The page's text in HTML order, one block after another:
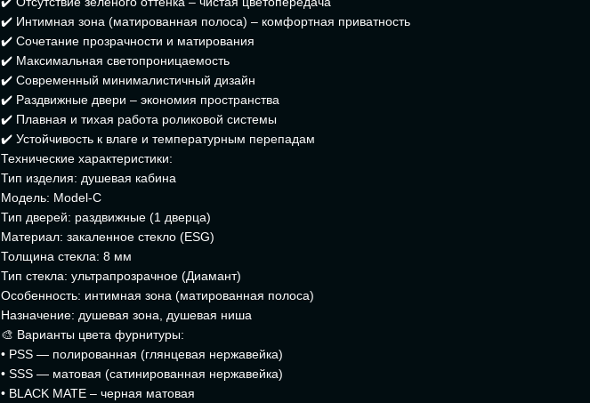
✔️ Интимная зона (матированная полоса) – комфортная приватность
✔️ Сочетание прозрачности и матирования
✔️ Максимальная светопроницаемость
✔️ Современный минималистичный дизайн
✔️ Раздвижные двери – экономия пространства
✔️ Плавная и тихая работа роликовой системы
✔️ Устойчивость к влаге и температурным перепадам
Технические характеристики:
Тип изделия: душевая кабина
Модель: Model-C
Тип дверей: раздвижные (1 дверца)
Материал: закаленное стекло (ESG)
Толщина стекла: 8 мм
Тип стекла: ультрапрозрачное (Диамант)
Особенность: интимная зона (матированная полоса)
Назначение: душевая зона, душевая ниша
🎨 Варианты цвета фурнитуры:
• PSS — полированная (глянцевая нержавейка)
• SSS — матовая (сатинированная нержавейка)
• BLACK MATE – черная матовая